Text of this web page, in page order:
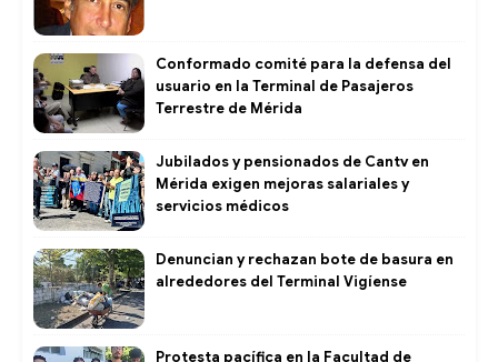
Conformado comité para la defensa del
usuario en la Terminal de Pasajeros
Terrestre de Mérida
Jubilados y pensionados de Cantv en
Mérida exigen mejoras salariales y
servicios médicos
Denuncian y rechazan bote de basura en
alrededores del Terminal Vigíense
Protesta pacífica en la Facultad de